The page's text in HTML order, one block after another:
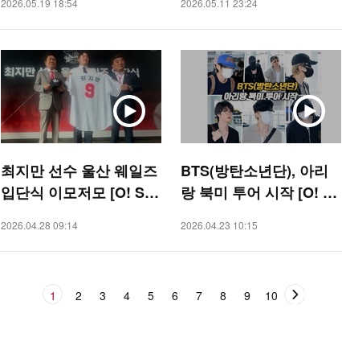
AR]
2026.05.19 18:54 2026.05.11 23:24
최지만 선수 울산 웨일즈
입단식 이모저모 [O! SP
2026.04.28 09:14
BTS(방탄소년단), 아리
랑 북미 투어 시작 [O! ST
2026.04.23 10:15
1 2 3 4 5 6 7 8 9 10